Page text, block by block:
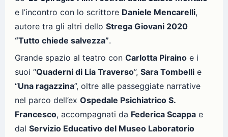
e l’incontro con lo scrittore Daniele Mencarelli,
autore tra gli altri dello Strega Giovani 2020
“Tutto chiede salvezza”.
Grande spazio al teatro con Carlotta Piraino e i
suoi “Quaderni di Lia Traverso”, Sara Tombelli e
“Una ragazzina”, oltre alle passeggiate narrative
nel parco dell’ex Ospedale Psichiatrico S.
Francesco, accompagnati da Federica Scappa e
dal Servizio Educativo del Museo Laboratorio